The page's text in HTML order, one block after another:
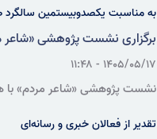
به مناسبت یکصدوبیستمین
برگزاری نشست پژوهشی «شاعر
۱۴۰۵/۰۵/۱۷ - ۱۱:۴۸
نشست پژوهشی «شاعر مردم» با
تقدیر از فعالان خبری و رسانه‌ای